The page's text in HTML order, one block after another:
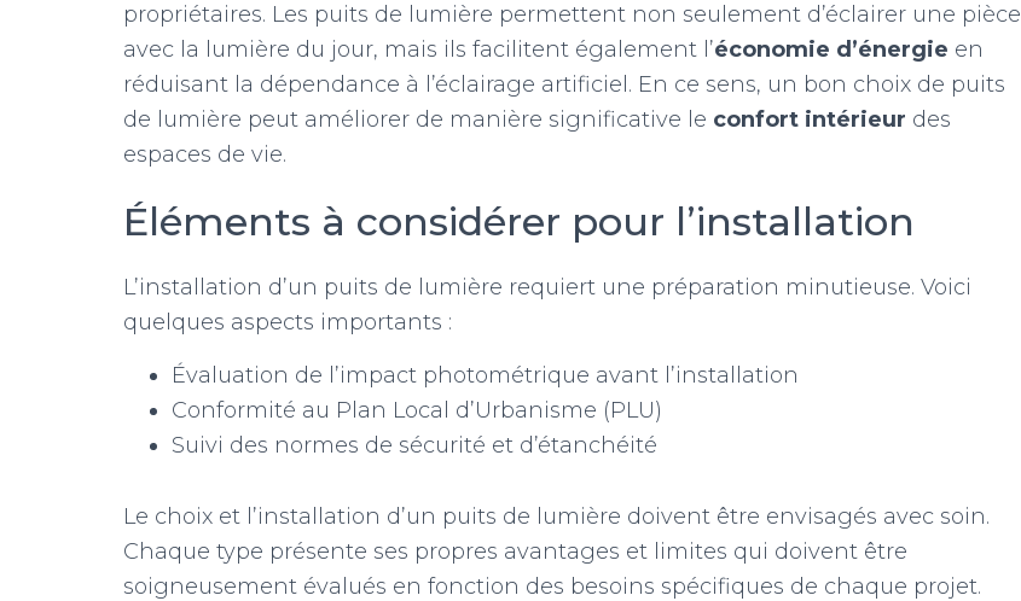
propriétaires. Les puits de lumière permettent non seulement d’éclairer une pièce
avec la lumière du jour, mais ils facilitent également l’économie d’énergie en
réduisant la dépendance à l’éclairage artificiel. En ce sens, un bon choix de puits
de lumière peut améliorer de manière significative le confort intérieur des
espaces de vie.
Éléments à considérer pour l’installation
L’installation d’un puits de lumière requiert une préparation minutieuse. Voici
quelques aspects importants :
Évaluation de l’impact photométrique avant l’installation
Conformité au Plan Local d’Urbanisme (PLU)
Suivi des normes de sécurité et d’étanchéité
Le choix et l’installation d’un puits de lumière doivent être envisagés avec soin.
Chaque type présente ses propres avantages et limites qui doivent être
soigneusement évalués en fonction des besoins spécifiques de chaque projet.